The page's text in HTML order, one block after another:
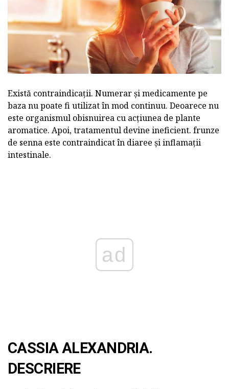
Există contraindicații. Numerar și medicamente pe
baza nu poate fi utilizat în mod continuu. Deoarece nu
este organismul obisnuirea cu acțiunea de plante
aromatice. Apoi, tratamentul devine ineficient. frunze
de senna este contraindicat în diaree și inflamații
intestinale.
ad
CASSIA ALEXANDRIA.
DESCRIERE